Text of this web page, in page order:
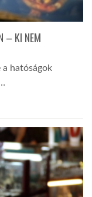
– KI NEM
hatóságok